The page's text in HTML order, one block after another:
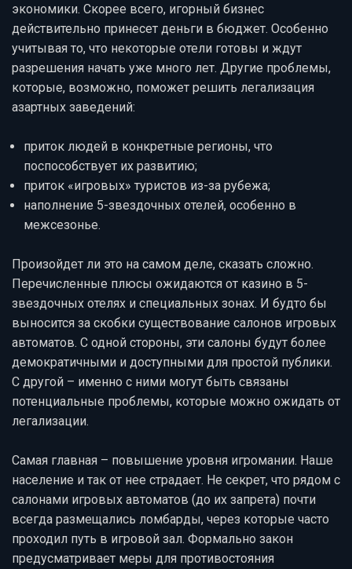
экономики. Скорее всего, игорный бизнес
действительно принесет деньги в бюджет. Особенно
учитывая то, что некоторые отели готовы и ждут
разрешения начать уже много лет. Другие проблемы,
которые, возможно, поможет решить легализация
азартных заведений:
приток людей в конкретные регионы, что
поспособствует их развитию;
приток «игровых» туристов из-за рубежа;
наполнение 5-звездочных отелей, особенно в
межсезонье.
Произойдет ли это на самом деле, сказать сложно.
Перечисленные плюсы ожидаются от казино в 5-
звездочных отелях и специальных зонах. И будто бы
выносится за скобки существование салонов игровых
автоматов. С одной стороны, эти салоны будут более
демократичными и доступными для простой публики.
С другой – именно с ними могут быть связаны
потенциальные проблемы, которые можно ожидать от
легализации.
Самая главная – повышение уровня игромании. Наше
население и так от нее страдает. Не секрет, что рядом с
салонами игровых автоматов (до их запрета) почти
всегда размещались ломбарды, через которые часто
проходил путь в игровой зал. Формально закон
предусматривает меры для противостояния